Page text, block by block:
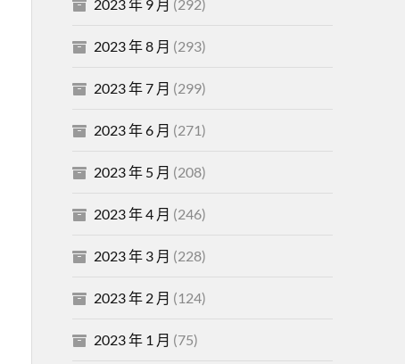
2023 年 9 月 (292)
2023 年 8 月 (293)
2023 年 7 月 (299)
2023 年 6 月 (271)
2023 年 5 月 (208)
2023 年 4 月 (246)
2023 年 3 月 (228)
2023 年 2 月 (124)
2023 年 1 月 (75)